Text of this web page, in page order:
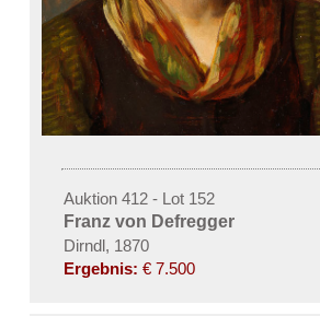
Auktion 412 - Lot 152
Franz von Defregger
Dirndl, 1870
Ergebnis: € 7.500